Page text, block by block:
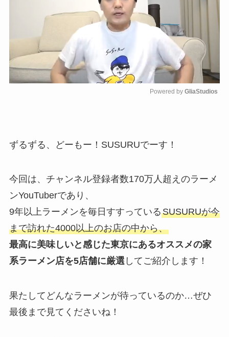
Powered by GliaStudios
ずるずる、どーもー！SUSURUでーす！
今回は、チャンネル登録者数170万人超えのラーメ
ンYouTuberであり、
9年以上ラーメンを毎日すすっているSUSURUが今
まで訪れた4000以上のお店の中から、
最高に美味しいと感じた東京にあるオススメの家
系ラーメン店を5店舗に厳選してご紹介します！
果たしてどんなラーメンが待っているのか…ぜひ
最後まで見てくださいね！